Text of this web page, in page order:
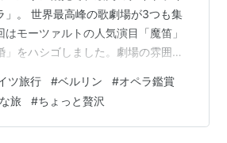
」。 世界最高峰の歌劇場が3つも集
はモーツァルトの人気演目「魔笛」
」をハシゴしました。劇場の雰囲気
旅の全貌はこちら🔗 ✏️目次 ベルリ
で25％OFF 今回はドイツ・オペラ
歌劇場「魔笛」 子供も大人も笑える
ツ旅行 #ベルリン #オペラ鑑賞
旅 #ちょっと贅沢